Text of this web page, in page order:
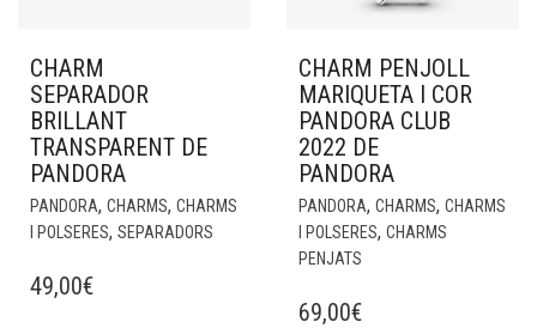
CHARM
SEPARADOR
BRILLANT
TRANSPARENT DE
PANDORA
PANDORA, CHARMS, CHARMS
I POLSERES, SEPARADORS
49,00€
CHARM PENJOLL
MARIQUETA I COR
PANDORA CLUB
2022 DE
PANDORA
PANDORA, CHARMS, CHARMS
I POLSERES, CHARMS
PENJATS
69,00€